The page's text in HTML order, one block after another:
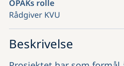
OPAKs rolle
Rådgiver KVU
Beskrivelse